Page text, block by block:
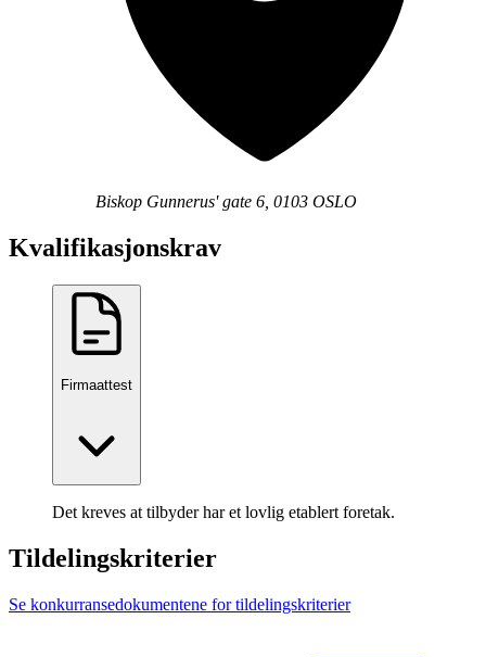
Biskop Gunnerus' gate 6, 0103 OSLO
Kvalifikasjonskrav
Firmaattest
Det kreves at tilbyder har et lovlig etablert foretak.
Tildelingskriterier
Se konkurransedokumentene for tildelingskriterier